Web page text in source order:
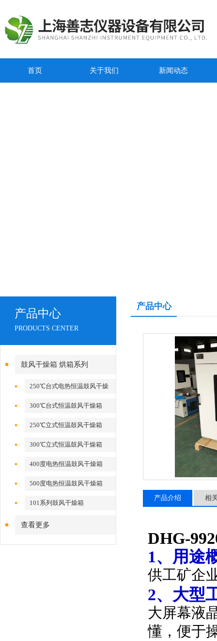
首页 关于我们 新闻动态
产品中心
PRODUCTS CENTER
鼓风干燥箱 烘箱系列
250℃台式电热恒温鼓风干燥
300℃台式恒温鼓风干燥箱
250℃立式恒温鼓风干燥箱
300℃立式恒温鼓风干燥箱
400度电热恒温鼓风干燥箱
500度电热恒温鼓风干燥箱
101系列鼓风干燥箱
查看更多
产品中心
产品介绍 相
DHG-
1、用途
供工矿企
2、大型
大屏幕液
懂，便于